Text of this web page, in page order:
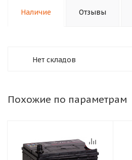
Наличие Отзывы
Нет складов
Похожие по параметрам